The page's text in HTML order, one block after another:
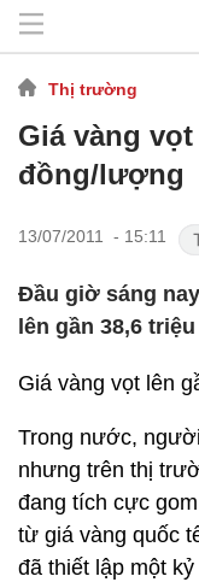
Thị trường
Giá vàng
đồng/lượng
13/07/2011 - 15:11
Đầu giờ sáng
lên gần 38,6
Giá vàng vọt lên
Trong nước,
nhưng trên thị
đang tích cực
từ giá vàng quốc
đã thiết lập một